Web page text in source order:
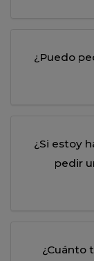
¿Puedo
¿Si estoy
pedir
¿Cuánto